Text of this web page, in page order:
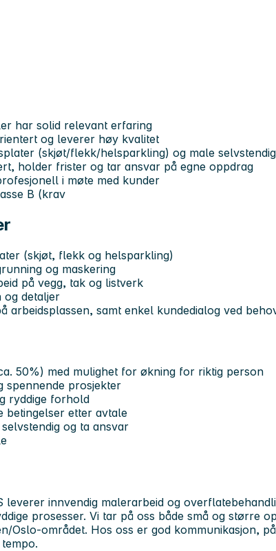
har solid relevant erfaring
og leverer høy kvalitet
(skjøt/flekk/helsparkling) og male selvstendig
holder frister og tar ansvar på egne oppdrag
i møte med kunder
B (krav
(skjøt, flekk og helsparkling)
og maskering
på vegg, tak og listverk
og detaljer
arbeidsplassen, samt enkel kundedialog ved
50%) med mulighet for økning for riktig person
spennende prosjekter
ryddige forhold
betingelser etter avtale
og ta ansvar
leverer innvendig malerarbeid og
prosesser. Vi tar på oss både små og større
Oslo-området. Hos oss er god kommunikasjon,